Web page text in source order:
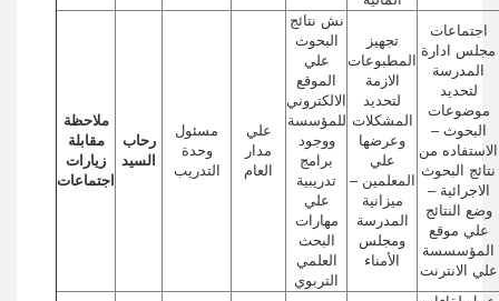
اجتماعات
مجلس ادارة
المدرسة
لتحديد
موضوعات
البحوث –
الاستفاده من
نتائج البحوث
الاجرائية –
وضع النتائج
علي موقع
المؤسسسة
علي الانترنت
تجهيز
المطبوعات
الازمة
لتحديد
المشكلات
وعرضها
علي
المعلمين –
ميزانية
المدرسة
ومجلس
الأمناء
نش نتائج
البحوث
علي
الموقع
الالكتروني
للمؤسسة
ووجود
برامج
تدريبية
علي
مهارات
البحث
العلمي
التربوي
علي
مدار
العام
مسئول
وحدة
التدريب
رحاب
السيد
ملاحظة
مقابلة
زيارات
اجتماعات